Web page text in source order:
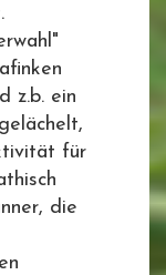
z.b. ein
für
die